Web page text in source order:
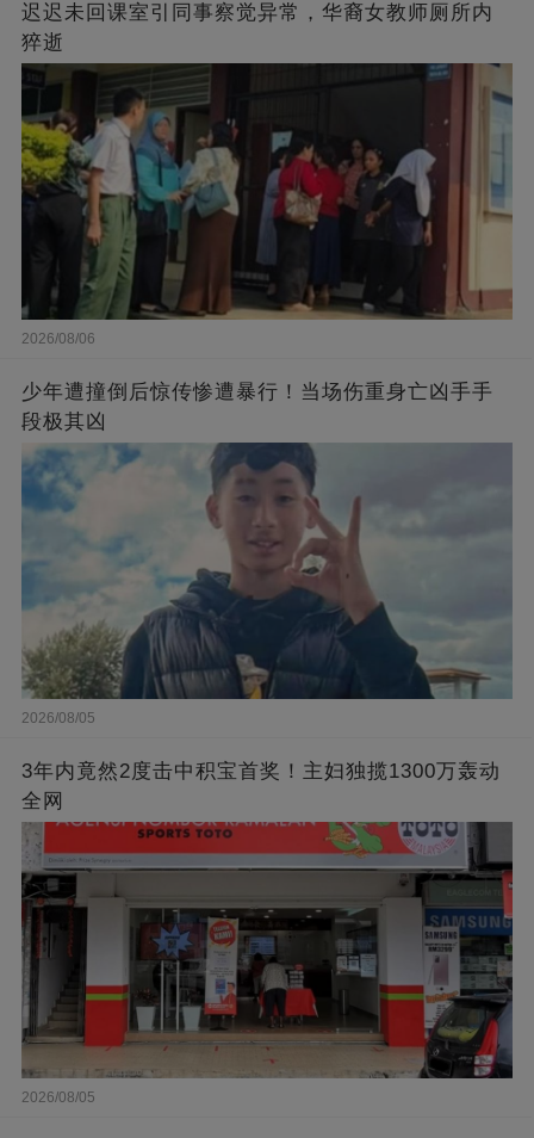
迟迟未回课室引同事察觉异常，华裔女教师厕所内
猝逝
2026/08/06
少年遭撞倒后惊传惨遭暴行！当场伤重身亡凶手手
段极其凶
2026/08/05
3年内竟然2度击中积宝首奖！主妇独揽1300万轰动
全网
2026/08/05